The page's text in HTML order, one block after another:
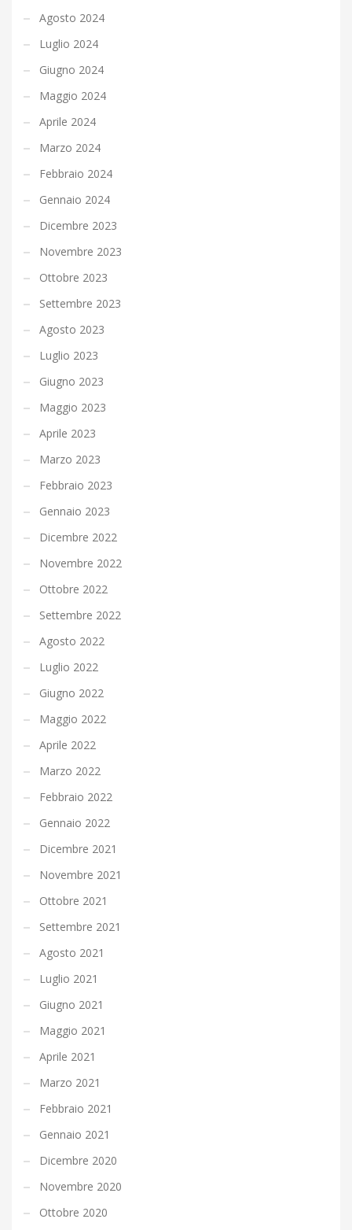
Agosto 2024
Luglio 2024
Giugno 2024
Maggio 2024
Aprile 2024
Marzo 2024
Febbraio 2024
Gennaio 2024
Dicembre 2023
Novembre 2023
Ottobre 2023
Settembre 2023
Agosto 2023
Luglio 2023
Giugno 2023
Maggio 2023
Aprile 2023
Marzo 2023
Febbraio 2023
Gennaio 2023
Dicembre 2022
Novembre 2022
Ottobre 2022
Settembre 2022
Agosto 2022
Luglio 2022
Giugno 2022
Maggio 2022
Aprile 2022
Marzo 2022
Febbraio 2022
Gennaio 2022
Dicembre 2021
Novembre 2021
Ottobre 2021
Settembre 2021
Agosto 2021
Luglio 2021
Giugno 2021
Maggio 2021
Aprile 2021
Marzo 2021
Febbraio 2021
Gennaio 2021
Dicembre 2020
Novembre 2020
Ottobre 2020